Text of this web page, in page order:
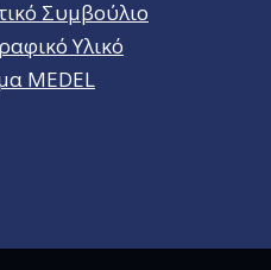
Συμβούλιο
Υλικό
MEDEL